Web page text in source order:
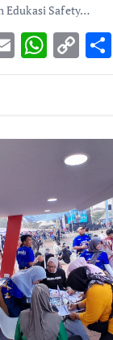
Edukasi Safety…
E
m
W
h
A
p
C
o
Li
n
k
S